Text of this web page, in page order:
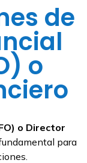
de
o
o Director
para